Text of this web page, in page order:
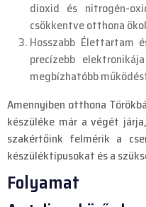
dioxid és nitrogén-
csökkentve otthona
Hosszabb Élettartam
precízebb
megbízhatóbb
Amennyiben otthona
készüléke már a végét
szakértőink felmérik a
készüléktípusokat és a
Folyamat